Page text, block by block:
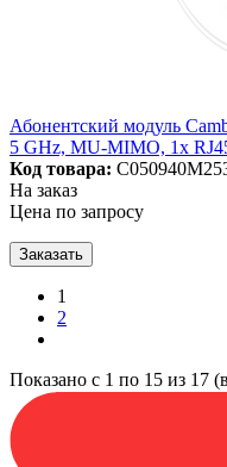
Абонентский модуль
5 GHz, MU-MIMO, 1x
Код товара:
На заказ
Цена по запросу
Заказать
1
2
Показано с 1 по 15 из 17